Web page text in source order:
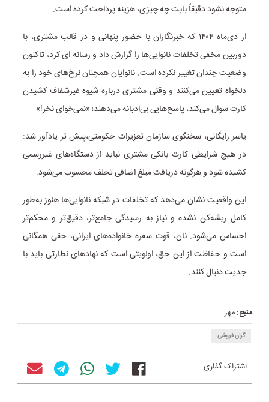
متوجه نشود دقیقاً بابت چه چیزی، هزینه پرداخت کرده است.
از دی‌ماه ۱۴۰۴ که خبرنگاران با حضور پنهانی و در قالب مشتری، با
دوربین مخفی تخلفات نانوایی‌ها را گزارش داد و رسانه ای کرد، تاکنون
وضعیت چندان تغییر نکرده است. نانوایان همچنان نرخ‌های خود را به
دلخواه تعیین می‌کنند و وقتی مشتری درباره شیوه غیرشفاف کشیدن
کارت سوال می‌کند، پاسخ‌هایی بی‌ادبانه می‌دهند؛ «نمی‌خوای نخر!»
یاسر رایگانی، سخنگوی سازمان تعزیرات حکومتی،پیش تر یادآور شد:
در هیچ شرایطی کارت بانکی مشتری نباید از دستگاه‌های غیررسمی
کشیده شود و هرگونه دریافت مبلغ اضافی تخلف محسوب می‌شود.
این واقعیت نشان می‌دهد که تخلفات در شبکه نانوایی‌ها هنوز به‌طور
کامل ریشه‌کن نشده و نیاز به رسیدگی جامع‌تر، دقیق‌تر و محکم‌تر
احساس می‌شود. نان، قوت سفره خانواده‌های ایرانی، حقی همگانی
است و حفاظت از این حق، اولویتی است که نهادهای نظارتی باید با
جدیت دنبال کنند.
منبع:مهر
گران فروشی
اشتراک گذاری